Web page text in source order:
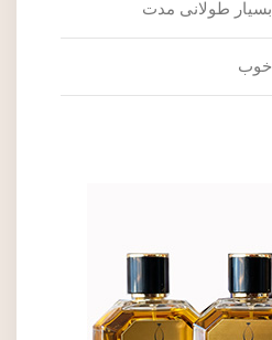
بسیار طولانی مدت
خوب